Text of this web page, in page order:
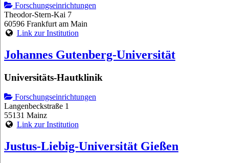
Forschungseinrichtungen
Theodor-Stern-Kai 7
60596 Frankfurt am Main
Link zur Institution
Johannes Gutenberg-Universität
Universitäts-Hautklinik
Forschungseinrichtungen
Langenbeckstraße 1
55131 Mainz
Link zur Institution
Justus-Liebig-Universität Gießen